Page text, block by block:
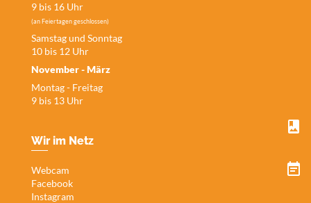
9 bis 16 Uhr
(an Feiertagen geschlossen)
Samstag und Sonntag
10 bis 12 Uhr
November - März
Montag - Freitag
9 bis 13 Uhr
Wir im Netz
Webcam
Facebook
Instagram